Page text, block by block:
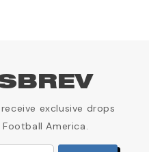
exclusive drops
America.